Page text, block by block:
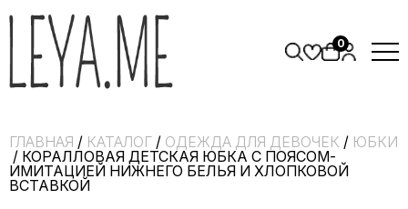
0
ГЛАВНАЯ / КАТАЛОГ / ОДЕЖДА ДЛЯ ДЕВОЧЕК / ЮБКИ
/ КОРАЛЛОВАЯ ДЕТСКАЯ ЮБКА С ПОЯСОМ-
ИМИТАЦИЕЙ НИЖНЕГО БЕЛЬЯ И ХЛОПКОВОЙ
ВСТАВКОЙ